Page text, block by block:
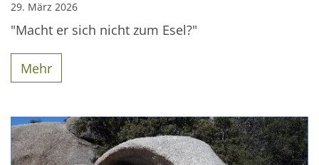
29. März 2026
"Macht er sich nicht zum Esel?"
Mehr